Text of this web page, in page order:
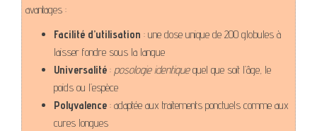
avantages :
Facilité d’utilisation : une dose unique de 200 globules à
laisser fondre sous la langue
Universalité : posologie identiquequel que soit l’âge, le
poids ou l’espèce
Polyvalence : adaptée aux traitements ponctuels comme aux
cures longues